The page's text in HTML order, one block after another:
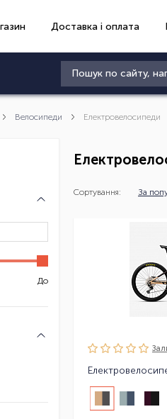
Доставка і оплата
Велосипеди Електровелосипеди
До
Сортування: За